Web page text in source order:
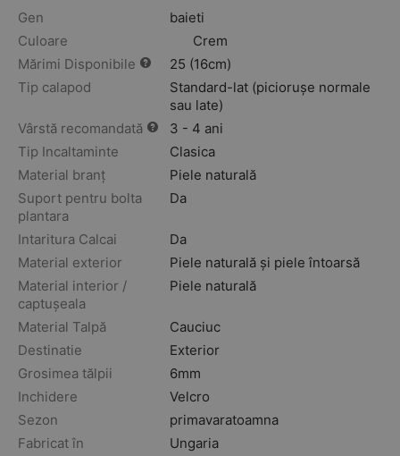
Gen
baieti
Culoare
Crem
Mărimi Disponibile
25 (16cm)
Tip calapod
Standard-lat (piciorușe normale
sau late)
Vârstă recomandată
3 - 4 ani
Tip Incaltaminte
Clasica
Material branț
Piele naturală
Suport pentru bolta
plantara
Da
Intaritura Calcai
Da
Material exterior
Piele naturală și piele întoarsă
Material interior /
captușeala
Piele naturală
Material Talpă
Cauciuc
Destinatie
Exterior
Grosimea tălpii
6mm
Inchidere
Velcro
Sezon
primavaratoamna
Fabricat în
Ungaria